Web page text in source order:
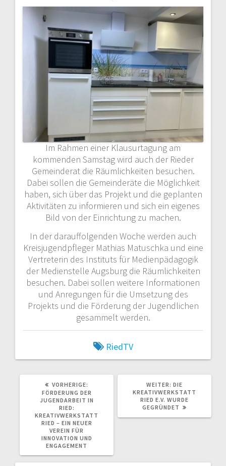
Im Rahmen einer Klausurtagung am
kommenden Samstag wird auch der Rieder
Gemeinderat die Räumlichkeiten besuchen.
Dabei sollen die Gemeinderäte die Möglichkeit
haben, sich über das Projekt und die geplanten
Aktivitäten zu informieren und sich ein eigenes
Bild von der Einrichtung zu machen.
In der darauffolgenden Woche werden auch
Kreisjugendpfleger Mathias Matuschka und eine
Vertreterin des Instituts für Medienpädagogik
der Medienstelle Augsburg die Räumlichkeiten
besuchen. Dabei sollen weitere Informationen
und Anregungen für die Umsetzung des
Projekts und die Förderung der Jugendlichen
gesammelt werden.
RiedTV
VORHERIGE:
BEITRAG:
FÖRDERUNG DER
JUGENDARBEIT IN
RIED:
KREATIVWERKSTATT
RIED – EIN NEUER
VEREIN FÜR
INNOVATION UND
ENGAGEMENT
WEITER: NÄCHSTER
BEITRAG:
DIE
KREATIVWERKSTATT
RIED E.V. WURDE
GEGRÜNDET